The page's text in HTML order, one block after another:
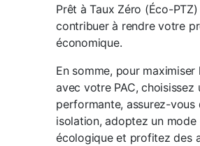
Prêt à Taux Zéro (Éco-
contribuer à rendre votre
économique.
En somme, pour maximiser
avec votre PAC, choisissez
performante, assurez-vous
isolation, adoptez un mode
écologique et profitez des